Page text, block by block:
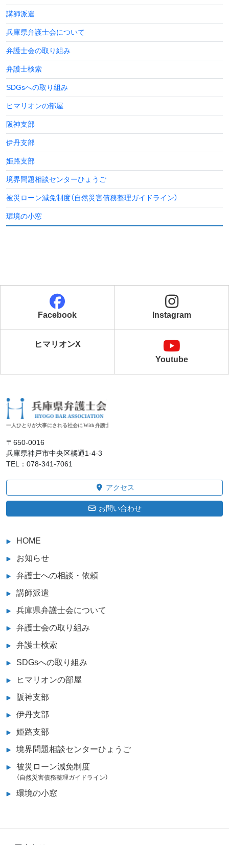
講師派遣
兵庫県弁護士会について
弁護士会の取り組み
弁護士検索
SDGsへの取り組み
ヒマリオンの部屋
阪神支部
伊丹支部
姫路支部
境界問題相談センターひょうご
被災ローン減免制度（自然災害債務整理ガイドライン）
環境の小窓
Facebook Instagram
ヒマリオンX
Youtube
〒650‐0016
兵庫県神戸市中央区橘通1-4-3
TEL：078-341-7061
アクセス
お問い合わせ
HOME
お知らせ
弁護士への相談・依頼
講師派遣
兵庫県弁護士会について
弁護士会の取り組み
弁護士検索
SDGsへの取り組み
ヒマリオンの部屋
阪神支部
伊丹支部
姫路支部
境界問題相談センターひょうご
被災ローン減免制度
（自然災害債務整理ガイドライン）
環境の小窓